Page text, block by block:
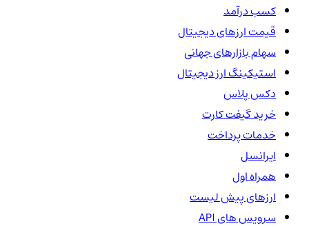
کسب درآمد
قیمت ارزهای دیجیتال
سهام بازارهای جهانی
استیکینگ ارز دیجیتال
دکس پلاس
خرید گیفت کارت
خدمات پرداخت
ایرانسل
همراه اول
ارزهای پیش لیست
سرویس های API